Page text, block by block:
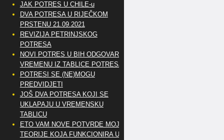
JAK POTRES U CHILE-u
DVA POTRESA U RIJEČKOM
PRSTENU 21.09.2021
REVIZIJA PETRINJSKOG
POTRESA
NOVI POTRES U BIH ODGOVARA
VREMENU IZ TABLICE POTRESA
POTRESI SE (NE)MOGU
PREDVIDJETI
JOŠ DVA POTRESA KOJI SE
UKLAPAJU U VREMENSKU
TABLICU
ETO VAM NOVE POTVRDE MOJE
TEORIJE KOJA FUNKCIONIRA U